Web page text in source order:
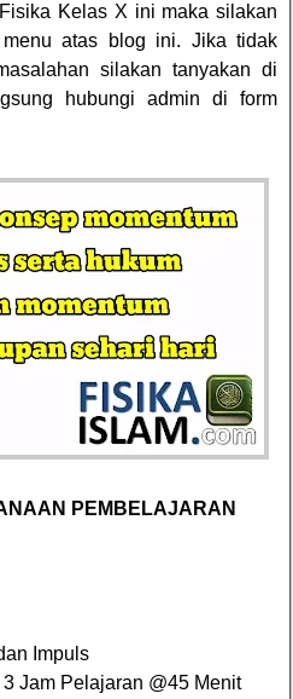
Kelas X ini maka silakan
atas blog ini. Jika tidak
silakan tanyakan di
hubungi admin di form
PEMBELAJARAN
Impuls
Jam Pelajaran @45 Menit